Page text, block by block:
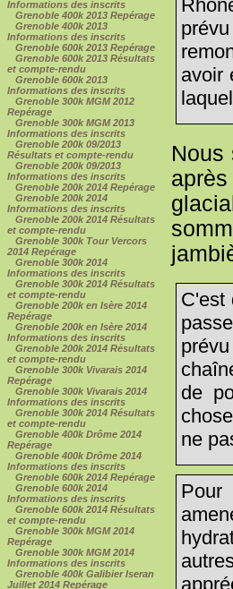
Informations des inscrits
Grenoble 400k 2013 Repérage
Grenoble 400k 2013
Informations des inscrits
Grenoble 600k 2013 Repérage
Grenoble 600k 2013 Résultats
et compte-rendu
Grenoble 600k 2013
Informations des inscrits
Grenoble 300k MGM 2012
Repérage
Grenoble 300k MGM 2013
Informations des inscrits
Grenoble 200k 09/2013
Résultats et compte-rendu
Grenoble 200k 09/2013
Informations des inscrits
Grenoble 200k 2014 Repérage
Grenoble 200k 2014
Informations des inscrits
Grenoble 200k 2014 Résultats
et compte-rendu
Grenoble 300k Tour Vercors
2014 Repérage
Grenoble 300k 2014
Informations des inscrits
Grenoble 300k 2014 Résultats
et compte-rendu
Grenoble 200k en Isère 2014
Repérage
Grenoble 200k en Isère 2014
Informations des inscrits
Grenoble 200k 2014 Résultats
et compte-rendu
Grenoble 300k Vivarais 2014
Repérage
Grenoble 300k Vivarais 2014
Informations des inscrits
Grenoble 300k 2014 Résultats
et compte-rendu
Grenoble 400k Drôme 2014
Repérage
Grenoble 400k Drôme 2014
Informations des inscrits
Grenoble 600k 2014 Repérage
Grenoble 600k 2014
Informations des inscrits
Grenoble 600k 2014 Résultats
et compte-rendu
Grenoble 300k MGM 2014
Repérage
Grenoble 300k MGM 2014
Informations des inscrits
Grenoble 400k Galibier Iseran
Juillet 2014 Repérage
avoir
Nous
C'est
de
ne
Pour